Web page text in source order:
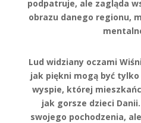
podpatruje, ale zagląda
obrazu danego regionu,
Lud widziany oczami
jak piękni mogą być
wyspie, której
jak gorsze dzieci
swojego pochodzenia,